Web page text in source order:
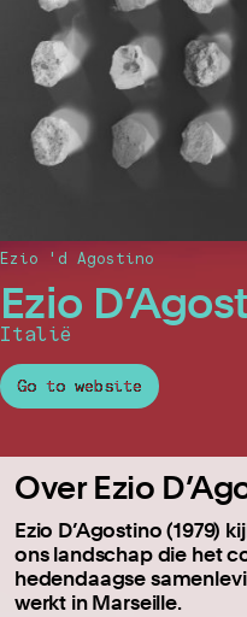
Ezio
Italië
Go to website
Ezio 'd Agostino
Over Ezio
Ezio D’Agostino (1979)
ons landschap die het
hedendaagse
werkt in Marseille.